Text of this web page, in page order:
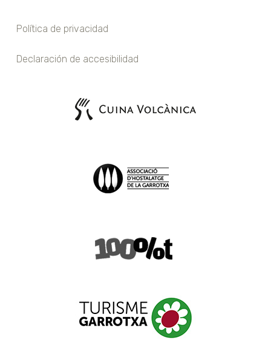
Política de privacidad
Declaración de accesibilidad